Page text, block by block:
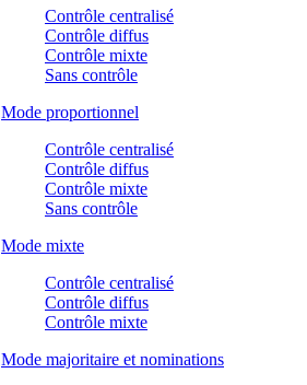
Contrôle centralisé
Contrôle diffus
Contrôle mixte
Sans contrôle
Mode proportionnel
Contrôle centralisé
Contrôle diffus
Contrôle mixte
Sans contrôle
Mode mixte
Contrôle centralisé
Contrôle diffus
Contrôle mixte
Mode majoritaire et nominations